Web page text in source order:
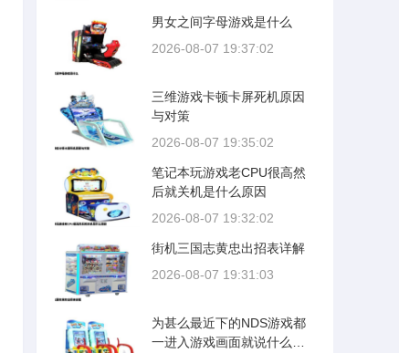
男女之间字母游戏是什么
2026-08-07 19:37:02
三维游戏卡顿卡屏死机原因
与对策
2026-08-07 19:35:02
笔记本玩游戏老CPU很高然
后就关机是什么原因
2026-08-07 19:32:02
街机三国志黄忠出招表详解
2026-08-07 19:31:03
为甚么最近下的NDS游戏都
一进入游戏画面就说什么无